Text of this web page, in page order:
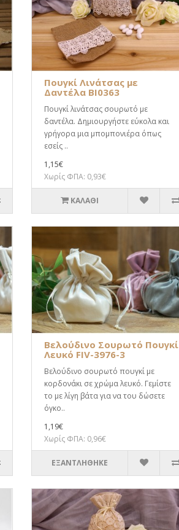
Πουγκί Λινάτσας με
Δαντέλα BI0363
Πουγκί λινάτσας σουρωτό με
δαντέλα. Δημιουργήστε εύκολα και
γρήγορα μια μπομπονιέρα όπως
εσείς ..
1,15€
Χωρίς ΦΠΑ: 0,93€
ΚΑΛΆΘΙ
Βελούδινο Σουρωτό Πουγκί
Λευκό FIV-3976-3
Βελούδινο σουρωτό πουγκί με
κορδονάκι σε χρώμα λευκό. Γεμίστε
το με λίγη βάτα για να του δώσετε
όγκο..
1,19€
Χωρίς ΦΠΑ: 0,96€
ΕΞΑΝΤΛΗΘΗΚΕ